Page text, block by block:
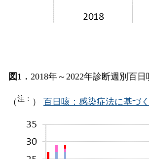
図1． 2018年～2022年診断週別百日
（注： ） 百日咳：感染症法に基づ